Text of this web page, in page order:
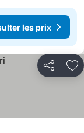
les prix
Partager